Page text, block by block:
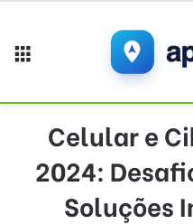
Celular e
2024:
Soluções